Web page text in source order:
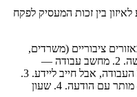
בין זכות המעסיק לפקח
מותר באזורים ציבוריים (משרדים,
מסדרונות), אסור בשירותים ובחדרי הלבשה. 2. מחשב עבודה —
המעסיק רשאי לנטר מחשבים ודוא"ל של העבודה, אבל חייב ליידע. 3.
GPS — ברכב חברה או טלפון עבודה — מותר עם הודעה. 4. שעון